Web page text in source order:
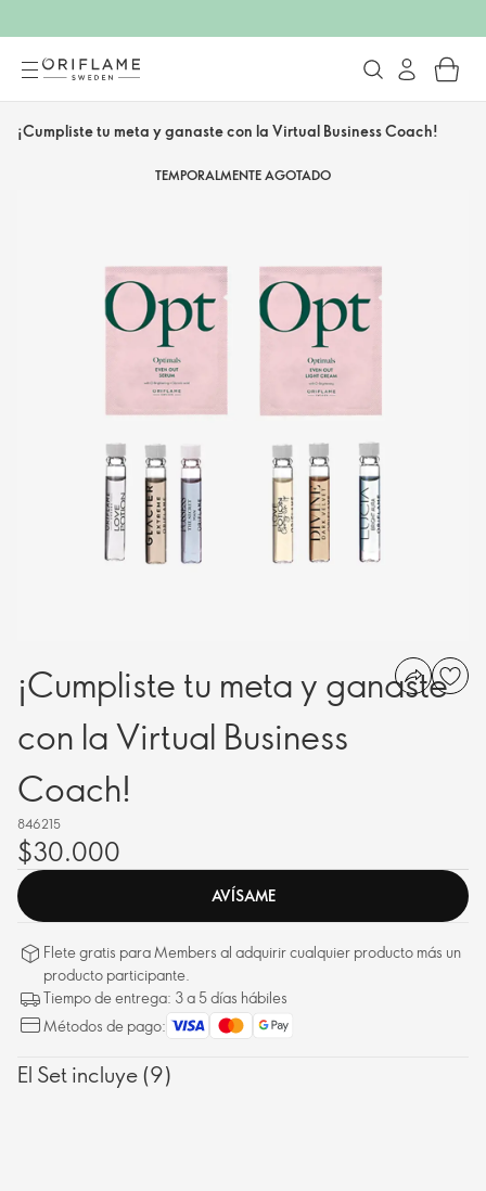
¡Cumpliste tu meta y ganaste con la Virtual Business Coach!
TEMPORALMENTE AGOTADO
¡Cumpliste tu meta y ganaste
con la Virtual Business
Coach!
846215
$30.000
AVÍSAME
Flete gratis para Members al adquirir cualquier producto más un
producto participante.
Tiempo de entrega: 3 a 5 días hábiles
Métodos de pago:
El Set incluye (9)